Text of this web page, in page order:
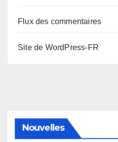
Flux des commentaires
Site de WordPress-FR
Nouvelles